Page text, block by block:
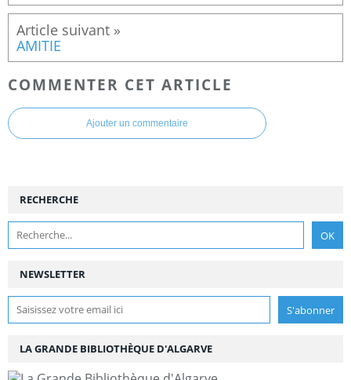
AMITIE
COMMENTER CET ARTICLE
Ajouter un commentaire
NEWSLETTER
RECHERCHE
LA GRANDE BIBLIOTHÈQUE D'ALGARVE